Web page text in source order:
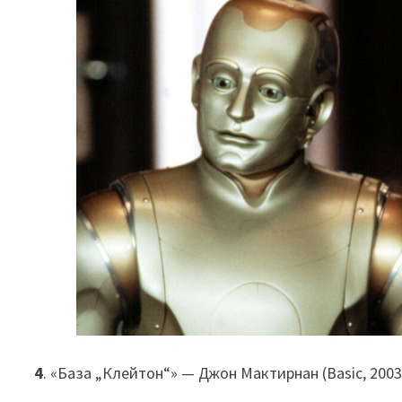
4. «База „Клейтон“» — Джон Мактирнан (Basic,